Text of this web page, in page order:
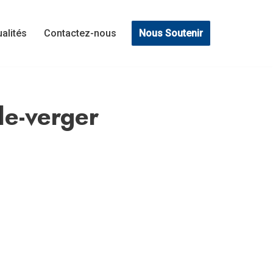
Contactez-nous Nous Soutenir
verger